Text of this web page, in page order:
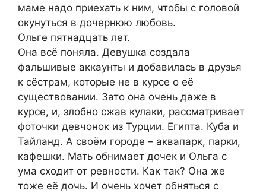
маме надо приехать к ним, чтобы с головой
окунуться в дочернюю любовь.
Ольге пятнадцать лет.
Она всё поняла. Девушка создала
фальшивые аккаунты и добавилась в друзья
к сёстрам, которые не в курсе о её
существовании. Зато она очень даже в
курсе, и, злобно сжав кулаки, рассматривает
фоточки девчонок из Турции. Египта. Куба и
Тайланд. А своём городе – аквапарк, парки,
кафешки. Мать обнимает дочек и Ольга с
ума сходит от ревности. Как так? Она же
тоже её дочь. И очень хочет обняться с